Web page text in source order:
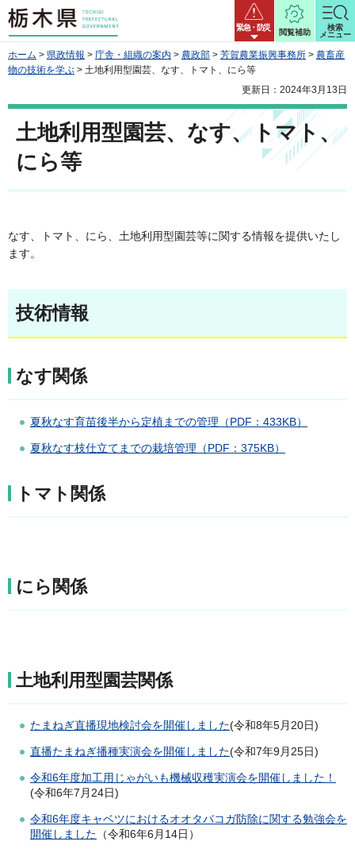
栃木県 緊急・防災
閲覧補助
検索
メニュー
ホーム > 県政情報 > 庁舎・組織の案内 > 農政部 > 芳賀農業振興事務所 > 農畜産
物の技術を学ぶ > 土地利用型園芸、なす、トマト、にら等
更新日：2024年3月13日
土地利用型園芸、なす、トマト、
にら等
なす、トマト、にら、土地利用型園芸等に関する情報を提供いたし
ます。
技術情報
なす関係
夏秋なす育苗後半から定植までの管理（PDF：433KB）
夏秋なす枝仕立てまでの栽培管理（PDF：375KB）
トマト関係
にら関係
土地利用型園芸関係
たまねぎ直播現地検討会を開催しました(令和8年5月20日)
直播たまねぎ播種実演会を開催しました(令和7年9月25日)
令和6年度加工用じゃがいも機械収穫実演会を開催しました！
(令和6年7月24日)
令和6年度キャベツにおけるオオタバコガ防除に関する勉強会を
開催しました （令和6年6月14日）